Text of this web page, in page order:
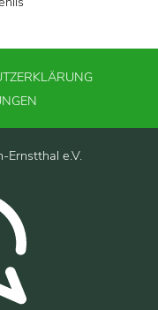
Ernstthal e.V.